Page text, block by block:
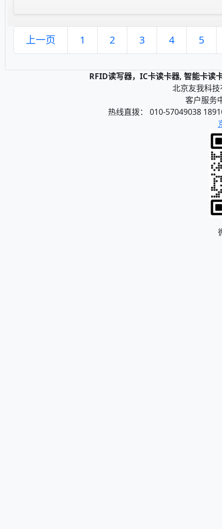
上一页 1 2 3 4 5
RFID读写器，IC卡读卡器, 智能卡读
北京友我科
客户服务
热线直拨： 010-57049038